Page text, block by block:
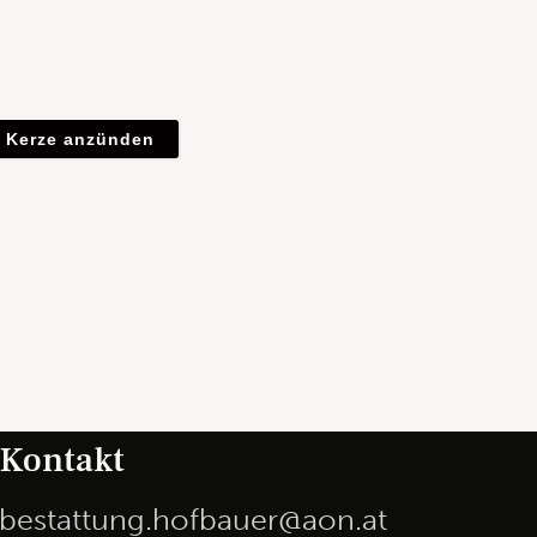
Kontakt
bestattung.hofbauer@aon.at